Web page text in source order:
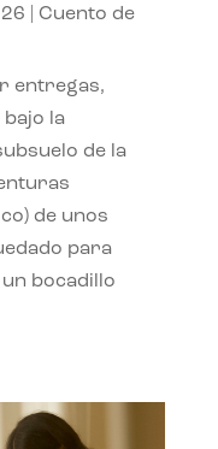
Cuento de
entregas,
la
de la
de unos
para
bocadillo